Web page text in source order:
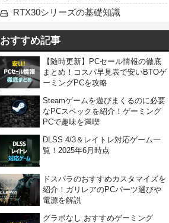
RTX30シリーズの基礎知識
おすすめ記事
【随時更新】PCセール情報の徹底
まとめ！コスパ早見表で安いBTOゲ
ーミングPCを攻略
Steamゲームを遊びまくるのに必要
なPCスペックを紹介！ゲーミング
PCで趣味を満喫
DLSS 4/3＆レイトレ対応ゲーム一
覧！2025年6月時点
ドスパラのおすすめカスタマイズを
紹介！ガリレアのPCパーツ選びや
電源を解説
グラボなし おすすめゲーミング